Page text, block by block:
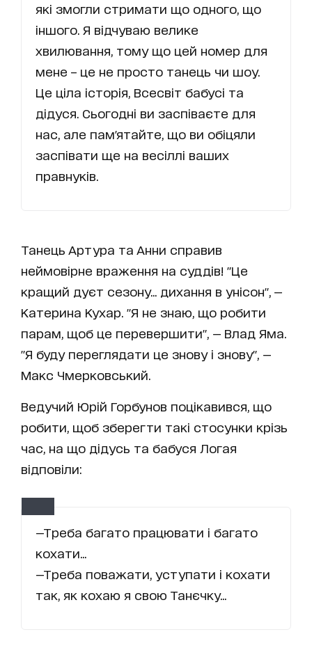
які змогли стримати що одного, що
іншого. Я відчуваю велике
хвилювання, тому що цей номер для
мене – це не просто танець чи шоу.
Це ціла історія, Всесвіт бабусі та
дідуся. Сьогодні ви заспіваєте для
нас, але пам'ятайте, що ви обіцяли
заспівати ще на весіллі ваших
правнуків.
Танець Артура та Анни справив
неймовірне враження на суддів! "Це
кращий дуєт сезону... дихання в унісон", —
Катерина Кухар. "Я не знаю, що робити
парам, щоб це перевершити", — Влад Яма.
"Я буду переглядати це знову і знову", —
Макс Чмерковський.
Ведучий Юрій Горбунов поцікавився, що
робити, щоб зберегти такі стосунки крізь
час, на що дідусь та бабуся Логая
відповіли:
—Треба багато працювати і багато
кохати...
—Треба поважати, уступати і кохати
так, як кохаю я свою Танєчку...